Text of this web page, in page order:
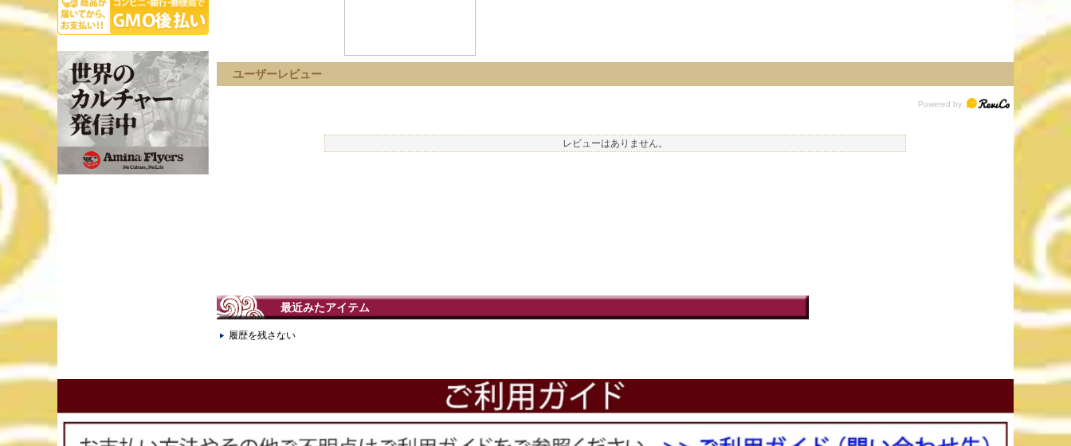
ユーザーレビュー
レビューはありません。
最近みたアイテム
履歴を残さない